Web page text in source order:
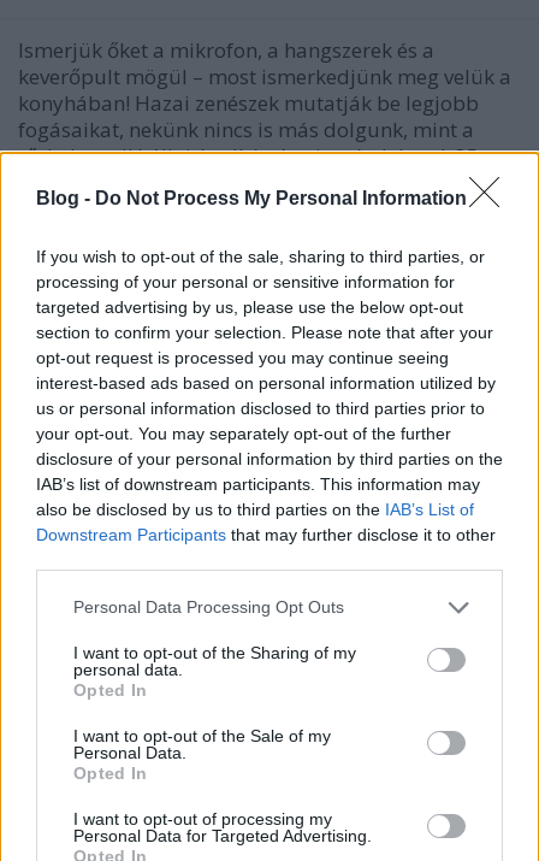
Blog - Do Not Process My Personal Information
If you wish to opt-out of the sale, sharing to third parties, or
processing of your personal or sensitive information for
targeted advertising by us, please use the below opt-out
section to confirm your selection. Please note that after your
opt-out request is processed you may continue seeing
interest-based ads based on personal information utilized by
us or personal information disclosed to third parties prior to
your opt-out. You may separately opt-out of the further
disclosure of your personal information by third parties on the
IAB’s list of downstream participants. This information may
also be disclosed by us to third parties on the IAB’s List of
Downstream Participants that may further disclose it to other
Please note that this website/app uses one or more Google
not limited to your visit or usage behaviour. You may click to
grant or deny consent to Google and its third-party tags to
use your data for below specified purposes in below Google
consent section.
Personal Data Processing Opt Outs
I want to opt-out of the Sharing of my
personal data.
Opted In
I want to opt-out of the Sale of my
Personal Data.
Opted In
I want to opt-out of processing my
Personal Data for Targeted Advertising.
Opted In
Ismerjük őket a mikrofon, a hangszerek és a
keverőpult mögül – most ismerkedjünk meg velük a
konyhában! Hazai zenészek mutatják be legjobb
fogásaikat, nekünk nincs is más dolgunk, mint a
tűzhely mellé állni és elkészíteni az ételeket. A 35.
Főzd meg a zenészek specialitásait!
Gazsi Rap Show muszakája
rerecorder•2015. október 17.
Ismerjük őket a mikrofon, a hangszerek és a
keverőpult mögül – most ismerkedjünk meg velük a
fogásaikat, nekünk nincs is más dolgunk, mint a
tűzhely mellé állni és elkészíteni az ételeket. A 35.